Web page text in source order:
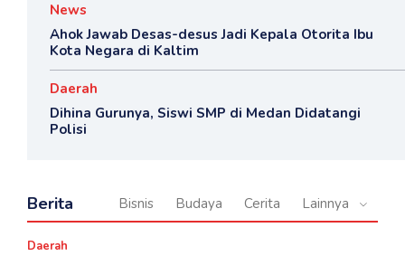
News
Ahok Jawab Desas-desus Jadi Kepala Otorita Ibu
Kota Negara di Kaltim
Daerah
Dihina Gurunya, Siswi SMP di Medan Didatangi
Polisi
Berita Bisnis Budaya Cerita Lainnya
Daerah